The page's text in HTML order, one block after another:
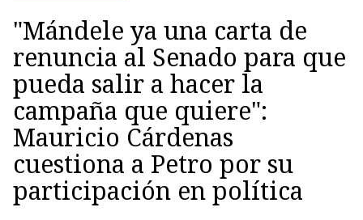
"Mándele ya una carta de
renuncia al Senado para que
pueda salir a hacer la
campaña que quiere":
Mauricio Cárdenas
cuestiona a Petro por su
participación en política